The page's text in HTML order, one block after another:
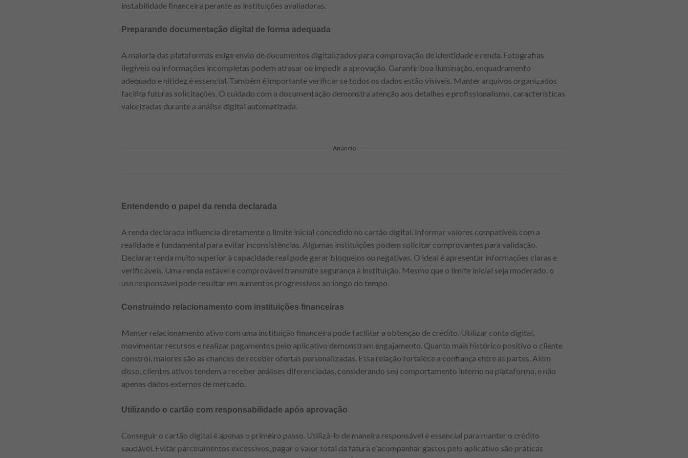
instabilidade financeira perante as instituições avaliadoras.
Preparando documentação digital de forma adequada
A maioria das plataformas exige envio de documentos digitalizados para comprovação de identidade e renda. Fotografias
ilegíveis ou informações incompletas podem atrasar ou impedir a aprovação. Garantir boa iluminação, enquadramento
adequado e nitidez é essencial. Também é importante verificar se todos os dados estão visíveis. Manter arquivos organizados
facilita futuras solicitações. O cuidado com a documentação demonstra atenção aos detalhes e profissionalismo, características
valorizadas durante a análise digital automatizada.
Anúncio
Entendendo o papel da renda declarada
A renda declarada influencia diretamente o limite inicial concedido no cartão digital. Informar valores compatíveis com a
realidade é fundamental para evitar inconsistências. Algumas instituições podem solicitar comprovantes para validação.
Declarar renda muito superior à capacidade real pode gerar bloqueios ou negativas. O ideal é apresentar informações claras e
verificáveis. Uma renda estável e comprovável transmite segurança à instituição. Mesmo que o limite inicial seja moderado, o
uso responsável pode resultar em aumentos progressivos ao longo do tempo.
Construindo relacionamento com instituições financeiras
Manter relacionamento ativo com uma instituição financeira pode facilitar a obtenção de crédito. Utilizar conta digital,
movimentar recursos e realizar pagamentos pelo aplicativo demonstram engajamento. Quanto mais histórico positivo o cliente
constrói, maiores são as chances de receber ofertas personalizadas. Essa relação fortalece a confiança entre as partes. Além
disso, clientes ativos tendem a receber análises diferenciadas, considerando seu comportamento interno na plataforma, e não
apenas dados externos de mercado.
Utilizando o cartão com responsabilidade após aprovação
Conseguir o cartão digital é apenas o primeiro passo. Utilizá-lo de maneira responsável é essencial para manter o crédito
saudável. Evitar parcelamentos excessivos, pagar o valor total da fatura e acompanhar gastos pelo aplicativo são práticas